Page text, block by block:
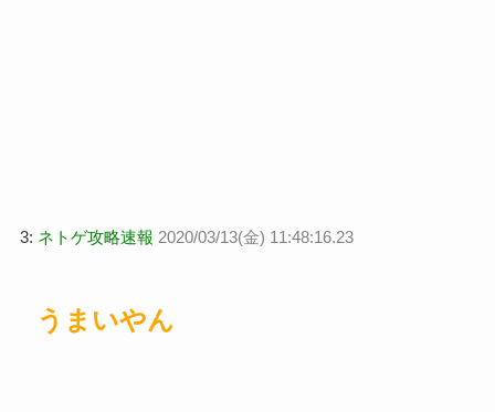
3: ネトゲ攻略速報 2020/03/13(金) 11:48:16.23
うまいやん